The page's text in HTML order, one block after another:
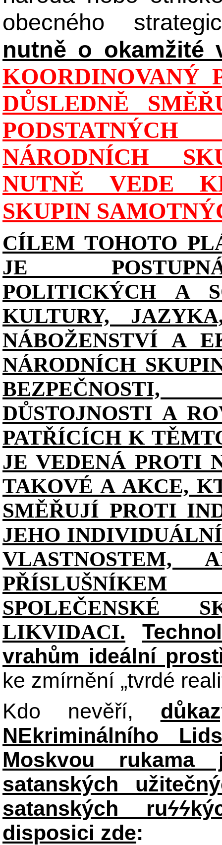
obecného
nutně o okamžité
KOORDINOVANÝ
DŮSLEDNĚ
NÁRODNÍCH
NUTNĚ VEDE
SKUPIN
CÍLEM TOHOTO
JE
POLITICKÝCH A
KULTURY,
NÁBOŽENSTVÍ A
NÁRODNÍCH
BEZPEČNOSTI,
DŮSTOJNOSTI A
PATŘÍCÍCH K
JE VEDENÁ PROTI
TAKOVÉ A AKCE,
SMĚŘUJÍ PROTI
JEHO
SPOLEČENSKÉ
LIKVIDACI.
vrahům ideální
ke zmírnění „tvrdé
Kdo nevěří,
NEkriminálního
Moskvou rukama
satanských
satanských ruϟϟ
disposici zde: